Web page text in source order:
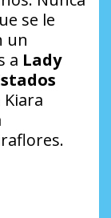
se le
un
a Lady